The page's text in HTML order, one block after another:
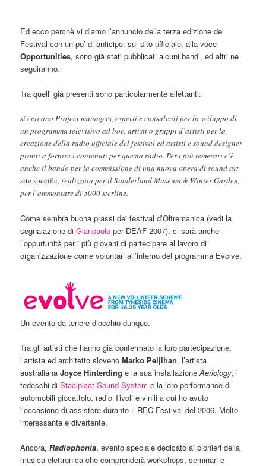
Ed ecco perchè vi diamo l’annuncio della terza edizione del
Festival con un po’ di anticipo: sul sito ufficiale, alla voce
Opportunities, sono già stati pubblicati alcuni bandi, ed altri ne
seguiranno.
Tra quelli già presenti sono particolarmente allettanti:
si cercano Project managers, esperti e consulenti per lo sviluppo di
un programma televisivo ad hoc, artisti o gruppi d’artisti per la
creazione della radio ufficiale del festival ed artisti e sound designer
pronti a fornire i contenuti per questa radio. Per i più temerari c’è
anche il bando per la commissione di una nuova opera di sound art
site specific, realizzata per il Sunderland Museum & Winter Garden,
per l’ammontare di 5000 sterline.
Come sembra buona prassi dei festival d’Oltremanica (vedi la
segnalazione diGianpaolo per DEAF 2007), ci sarà anche
l’oppurtunità per i più giovani di partecipare al lavoro di
organizzazione come volontari all’interno del programma Evolve.
Un evento da tenere d’occhio dunque.
Tra gli artisti che hanno già confermato la loro partecipazione,
l’artista ed architetto slovenoMarko Peljihan, l’artista
australianaJoyce Hinterding e la sua installazioneAeriology, i
tedeschi diStaalplaat Sound System e la loro performance di
automobili giocattolo, radio Tivoli e vinili a cui ho avuto
l’occasione di assistere durante il REC Festival del 2006. Molto
interessante e divertente.
Ancora,Radiophonia, evento speciale dedicato ai pionieri della
musica elettronica che comprenderà workshops, seminari e